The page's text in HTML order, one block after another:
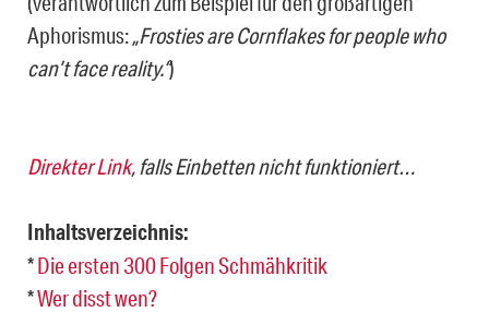
Aphorismus:„Frosties are Cornflakes for people who
can’t face reality.“)
Direkter Link, falls Einbetten nicht funktioniert…
Inhaltsverzeichnis:
*Die ersten 300 Folgen Schmähkritik
*Wer disst wen?